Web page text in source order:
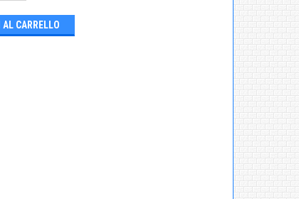
CARRELLO